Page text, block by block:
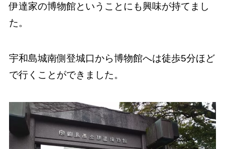
伊達家の博物館ということにも興味が持てまし
た。
宇和島城南側登城口から博物館へは徒歩5分ほど
で行くことができました。